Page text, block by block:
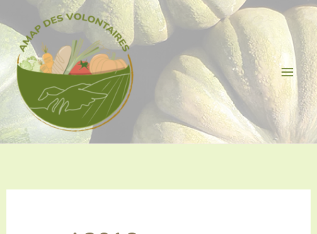
au
contenu